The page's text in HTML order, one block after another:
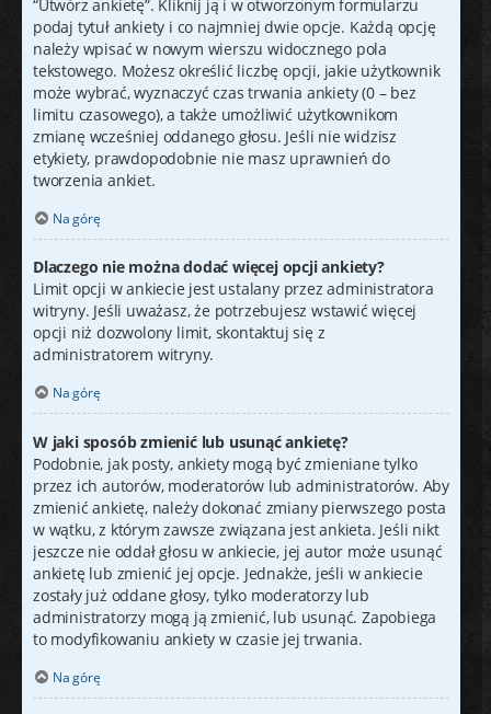
“Utwórz ankietę”. Kliknij ją i w otworzonym formularzu
podaj tytuł ankiety i co najmniej dwie opcje. Każdą opcję
należy wpisać w nowym wierszu widocznego pola
tekstowego. Możesz określić liczbę opcji, jakie użytkownik
może wybrać, wyznaczyć czas trwania ankiety (0 – bez
limitu czasowego), a także umożliwić użytkownikom
zmianę wcześniej oddanego głosu. Jeśli nie widzisz
etykiety, prawdopodobnie nie masz uprawnień do
tworzenia ankiet.
Na górę
Dlaczego nie można dodać więcej opcji ankiety?
Limit opcji w ankiecie jest ustalany przez administratora
witryny. Jeśli uważasz, że potrzebujesz wstawić więcej
opcji niż dozwolony limit, skontaktuj się z
administratorem witryny.
Na górę
W jaki sposób zmienić lub usunąć ankietę?
Podobnie, jak posty, ankiety mogą być zmieniane tylko
przez ich autorów, moderatorów lub administratorów. Aby
zmienić ankietę, należy dokonać zmiany pierwszego posta
w wątku, z którym zawsze związana jest ankieta. Jeśli nikt
jeszcze nie oddał głosu w ankiecie, jej autor może usunąć
ankietę lub zmienić jej opcje. Jednakże, jeśli w ankiecie
zostały już oddane głosy, tylko moderatorzy lub
administratorzy mogą ją zmienić, lub usunąć. Zapobiega
to modyfikowaniu ankiety w czasie jej trwania.
Na górę